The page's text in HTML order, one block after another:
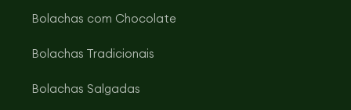
Bolachas com Chocolate
Bolachas Tradicionais
Bolachas Salgadas